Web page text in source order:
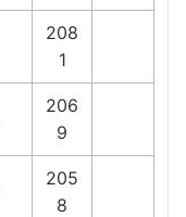
208
1
206
9
205
8